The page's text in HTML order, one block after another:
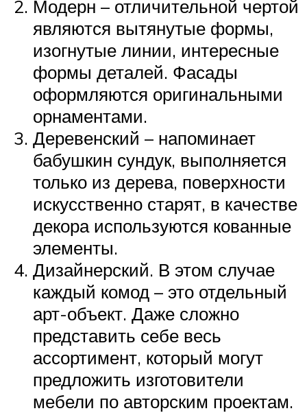
Модерн – отличительной чертой
являются вытянутые формы,
изогнутые линии, интересные
формы деталей. Фасады
оформляются оригинальными
орнаментами.
Деревенский – напоминает
бабушкин сундук, выполняется
только из дерева, поверхности
искусственно старят, в качестве
декора используются кованные
элементы.
Дизайнерский. В этом случае
каждый комод – это отдельный
арт-объект. Даже сложно
представить себе весь
ассортимент, который могут
предложить изготовители
мебели по авторским проектам.